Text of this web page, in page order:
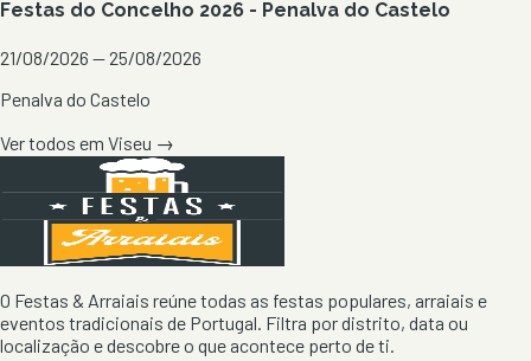
Festas do Concelho 2026 - Penalva do Castelo
21/08/2026 — 25/08/2026
Penalva do Castelo
Ver todos em Viseu →
O Festas & Arraiais reúne todas as festas populares, arraiais e
eventos tradicionais de Portugal. Filtra por distrito, data ou
localização e descobre o que acontece perto de ti.